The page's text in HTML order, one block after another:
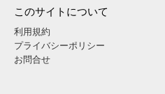
このサイトについて
利用規約
プライバシーポリシー
お問合せ